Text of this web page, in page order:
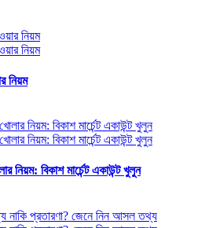
নিয়ম
নিয়ম: বিকাশ মার্চেন্ট একাউন্ট খুলুন